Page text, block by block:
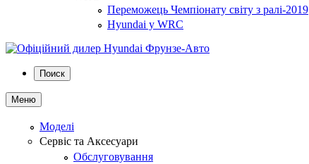
Переможець Чемпіонату світу з ралі-2019
Hyundai у WRC
Поиск
Меню
Моделі
Сервіс та Аксесуари
Обслуговування